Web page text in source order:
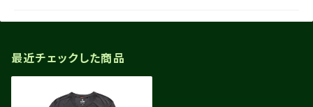
最近チェックした商品